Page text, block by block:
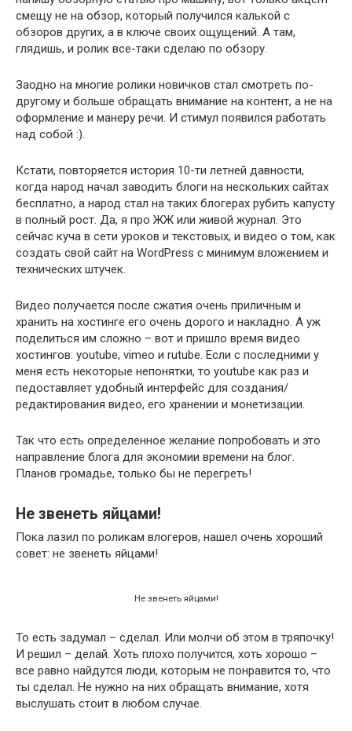
смещу не на обзор, который получился калькой с
обзоров других, а в ключе своих ощущений. А там,
глядишь, и ролик все-таки сделаю по обзору.
Заодно на многие ролики новичков стал смотреть по-
другому и больше обращать внимание на контент, а не на
оформление и манеру речи. И стимул появился работать
над собой :).
Кстати, повторяется история 10-ти летней давности,
когда народ начал заводить блоги на нескольких сайтах
бесплатно, а народ стал на таких блогерах рубить капусту
в полный рост. Да, я про ЖЖ или живой журнал. Это
сейчас куча в сети уроков и текстовых, и видео о том, как
создать свой сайт на WordPress с минимум вложением и
технических штучек.
Видео получается после сжатия очень приличным и
хранить на хостинге его очень дорого и накладно. А уж
поделиться им сложно – вот и пришло время видео
хостингов: youtube, vimeo и rutube. Если с последними у
меня есть некоторые непонятки, то youtube как раз и
педоставляет удобный интерфейс для создания/
редактирования видео, его хранении и монетизации.
Так что есть определенное желание попробовать и это
направление блога для экономии времени на блог.
Планов громадье, только бы не перегреть!
Не звенеть яйцами!
Пока лазил по роликам влогеров, нашел очень хороший
совет: не звенеть яйцами!
Не звенеть яйцами!
То есть задумал – сделал. Или молчи об этом в тряпочку!
И решил – делай. Хоть плохо получится, хоть хорошо –
все равно найдутся люди, которым не понравится то, что
ты сделал. Не нужно на них обращать внимание, хотя
выслушать стоит в любом случае.